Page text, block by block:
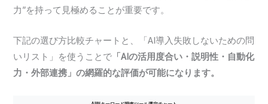
力”を持って見極めることが重要です。
下記の選び方比較チャートと、「AI導入失敗しないための問
いリスト」を使うことで 「AIの活用度合い・説明性・自動化
力・外部連携」の網羅的な評価が可能になります。